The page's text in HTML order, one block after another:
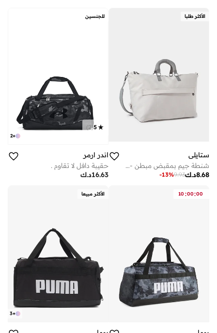
الأكثر طلبا
ستايلي
شنطة جيم بمقبض مبطن - رمادي
د.ك8.68
9.93
-13%
للجنسين
+
2
5
(
2
)
اندر ارمر
حقيبة دافل لا تقاوم .
د.ك16.63
10 :00:00 الأكثر مبيعا
+
3